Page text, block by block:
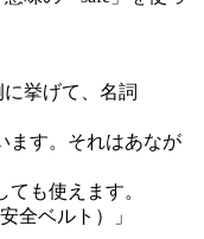
挙げて、名詞
ます。それはあなが
も使えます。
全ベルト）」